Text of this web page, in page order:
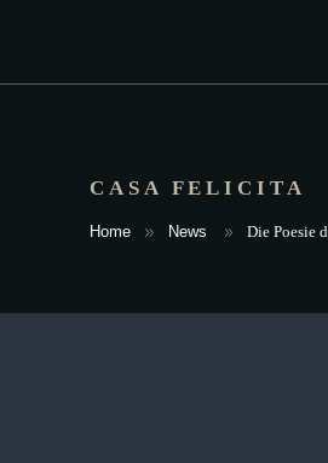
CASA FELICITA
Home News Die Poesie